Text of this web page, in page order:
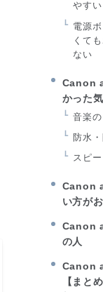
やすい
電源
くて
ない
Canon
かった
音楽
防水
スピ
Canon
い方が
Canon
の人
Canon
【まと